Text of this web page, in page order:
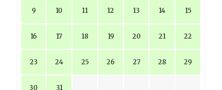
9 10 11 12 13 14 15
16 17 18 19 20 21 22
23 24 25 26 27 28 29
30 31